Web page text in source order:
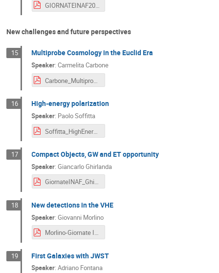
GIORNATEINAF2023_DVS_CS.pdf
New challenges and future perspectives
15 Multiprobe Cosmology in the Euclid Era
Speaker:Carmelita Carbone
Carbone_Multiprobe_Cosmology_GiornateInaf_Napoli_May2023.pdf
16 High-energy polarization
Speaker: Paolo Soffitta
Soffitta_HighEnergyPolarization_3_05_2023.pdf
17 Compact Objects, GW and ET opportunity
Speaker:Giancarlo Ghirlanda
GiornateINAF_Ghirlanda.pdf
18 New detections in the VHE
Speaker:Giovanni Morlino
Morlino-Giornate INAF 2023.pdf
19 First Galaxies with JWST
Speaker:Adriano Fontana